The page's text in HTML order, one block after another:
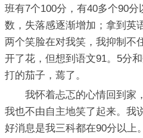
班有7个100分，有40多个90
数，失落感逐渐增加；拿到英
两个笑脸在对我笑，我抑制不
开了花，但想到语文91。5分
打的茄子，蔫了。
我怀着忐忑的心情回到家，
我也不由自主地笑了起来。我
好消息是我三科都在90分以上